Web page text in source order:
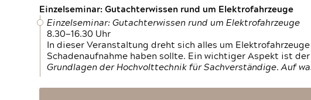
Einzelseminar: Gutachterwissen rund um Elektrofahrzeuge
Einzelseminar: Gutachterwissen rund um Elektrofahrzeuge
8.30—16.30 Uhr
In dieser Veranstaltung dreht sich alles um
Schadenaufnahme haben sollte. Ein wichtiger Aspekt ist
Grundlagen der Hochvolttechnik für Sachverständige. Auf